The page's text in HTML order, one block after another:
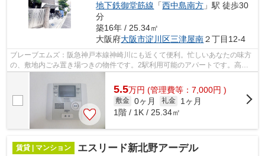
地下鉄御堂筋線 「西中島南方 」駅 徒歩30
分
築16年 / 25.34㎡
大阪府大阪市淀川区三津屋南２丁目12-4
ブレーブエムズ：阪急神戸本線神崎川にも近くて便利。忙しいあなたの味方
の、敷地内ごみ置き場つきの物件です。2駅利用可能のアパートです。高い
5.5万円 (管理費等：7,000円 )
敷金 0ヶ月 礼金
1ヶ月
1階 / 1K / 25.34㎡
賃貸 | マンション エスリード新北野アーデル